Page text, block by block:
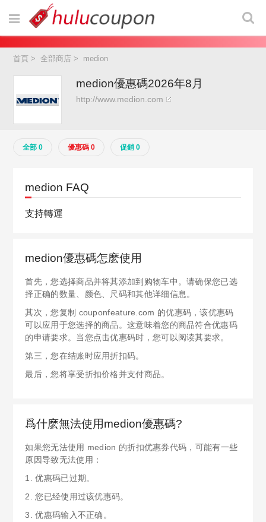
首頁 >全部商店 > medion
medion優惠碼2026年8月
http://www.medion.com
全部 0 優惠碼 0 促銷 0
medion FAQ
支持轉運
medion優惠碼怎麽使用
首先，您选择商品并将其添加到购物车中。请确保您已选
择正确的数量、颜色、尺码和其他详细信息。
其次，您复制 couponfeature.com 的优惠码，该优惠码
可以应用于您选择的商品。这意味着您的商品符合优惠码
的申请要求。当您点击优惠码时，您可以阅读其要求。
第三，您在结账时应用折扣码。
最后，您将享受折扣价格并支付商品。
爲什麽無法使用medion優惠碼?
如果您无法使用 medion 的折扣优惠券代码，可能有一些
原因导致无法使用：
1. 优惠码已过期。
2. 您已经使用过该优惠码。
3. 优惠码输入不正确。